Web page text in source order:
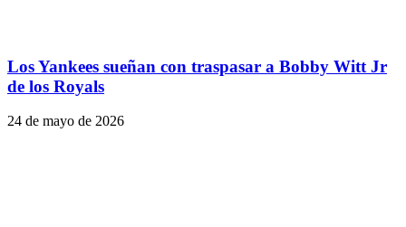
Los Yankees sueñan con traspasar a Bobby Witt Jr
de los Royals
24 de mayo de 2026